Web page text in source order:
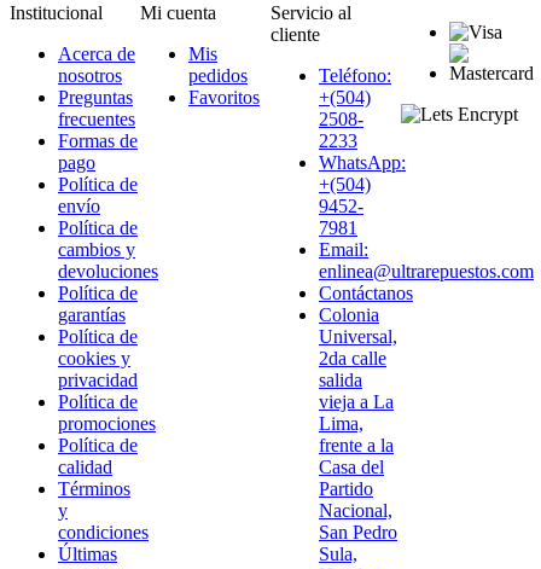
Institucional
Acerca de
nosotros
Preguntas
frecuentes
Formas de
pago
Política de
envío
Política de
cambios y
devoluciones
Política de
garantías
Política de
cookies y
privacidad
Política de
promociones
Política de
calidad
Términos
y
condiciones
Últimas
Mi cuenta
Mis
pedidos
Favoritos
Servicio al
cliente
Teléfono:
+(504)
2508-
2233
WhatsApp:
+(504)
9452-
7981
Email:
enlinea@ultrarepuestos.com
Contáctanos
Colonia
Universal,
2da calle
salida
vieja a La
Lima,
frente a la
Casa del
Partido
Nacional,
San Pedro
Sula,